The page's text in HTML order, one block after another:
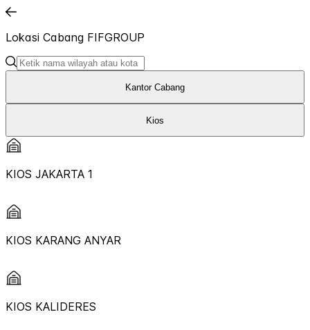
Lokasi Cabang FIFGROUP
Kantor Cabang
Kios
KIOS JAKARTA 1
KIOS KARANG ANYAR
KIOS KALIDERES